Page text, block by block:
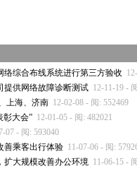
综合布线系统进行第三方验收
提供网络故障诊断测试 12-11-19 -
上海、济南 12-02-08 - 阅: 552469
彰大会” 12-01-05 - 阅: 482021
07 - 阅: 593040
善乘客出行体验 11-07-06 - 阅:
扩大规模改善办公环境 11-06-15 -